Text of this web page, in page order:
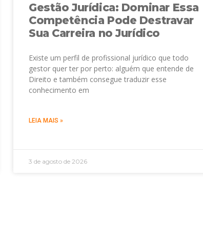
Gestão Jurídica: Dominar Essa
Competência Pode Destravar
Sua Carreira no Jurídico
Existe um perfil de profissional jurídico que todo
gestor quer ter por perto: alguém que entende de
Direito e também consegue traduzir esse
conhecimento em
LEIA MAIS »
3 de agosto de 2026